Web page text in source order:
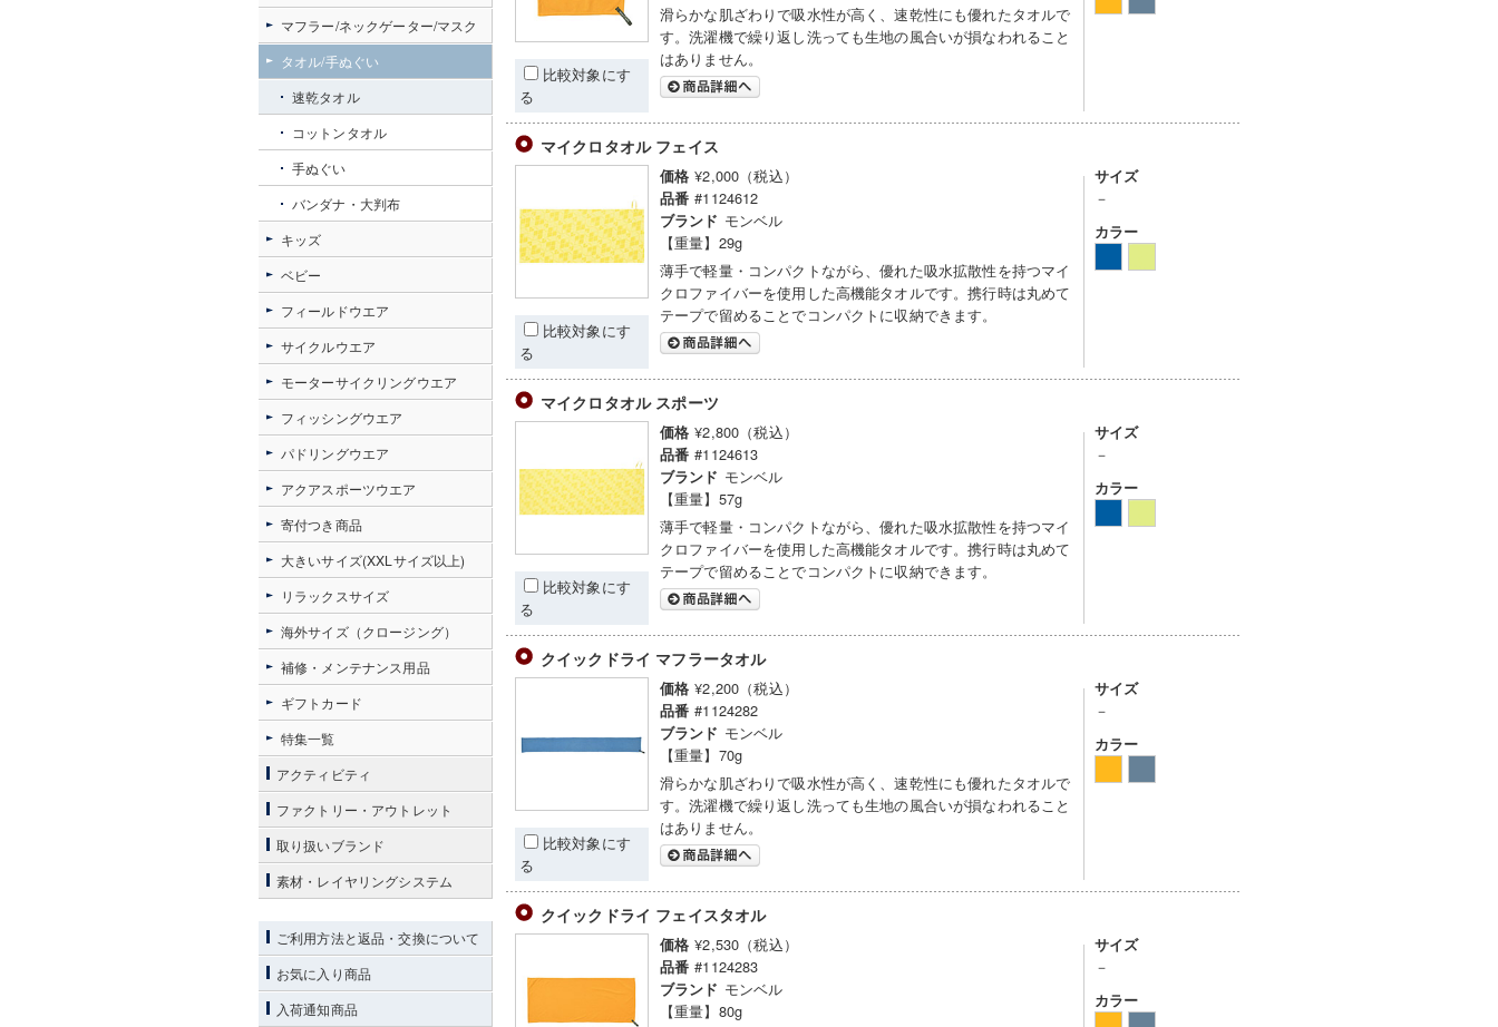
比較対象にす
る
滑らかな肌ざわりで吸水性が高く、速乾性にも優れたタオルで
す。洗濯機で繰り返し洗っても生地の風合いが損なわれること
はありません。
マイクロタオル フェイス
比較対象にす
る
価格 ¥2,000（税込）
品番 #1124612
ブランド モンベル
【重量】29g
薄手で軽量・コンパクトながら、優れた吸水拡散性を持つマイ
クロファイバーを使用した高機能タオルです。携行時は丸めて
テープで留めることでコンパクトに収納できます。
サイズ
－
カラー
マイクロタオル スポーツ
比較対象にす
る
価格 ¥2,800（税込）
品番 #1124613
ブランド モンベル
【重量】57g
薄手で軽量・コンパクトながら、優れた吸水拡散性を持つマイ
クロファイバーを使用した高機能タオルです。携行時は丸めて
テープで留めることでコンパクトに収納できます。
サイズ
－
カラー
クイックドライ マフラータオル
比較対象にす
る
価格 ¥2,200（税込）
品番 #1124282
ブランド モンベル
【重量】70g
滑らかな肌ざわりで吸水性が高く、速乾性にも優れたタオルで
す。洗濯機で繰り返し洗っても生地の風合いが損なわれること
はありません。
サイズ
－
カラー
クイックドライ フェイスタオル
価格 ¥2,530（税込）
品番 #1124283
ブランド モンベル
【重量】80g
サイズ
－
カラー
マフラー/ネックゲーター/マスク
タオル/手ぬぐい
速乾タオル
コットンタオル
手ぬぐい
バンダナ・大判布
キッズ
ベビー
フィールドウエア
サイクルウエア
モーターサイクリングウエア
フィッシングウエア
パドリングウエア
アクアスポーツウエア
寄付つき商品
大きいサイズ(XXLサイズ以上)
リラックスサイズ
海外サイズ（クロージング）
補修・メンテナンス用品
ギフトカード
特集一覧
アクティビティ
ファクトリー・アウトレット
取り扱いブランド
素材・レイヤリングシステム
ご利用方法と返品・交換について
お気に入り商品
入荷通知商品